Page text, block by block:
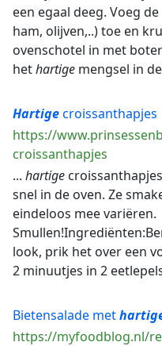
een egaal deeg. Voeg de
ham, olijven,..) toe en
ovenschotel in met
hethartige mengsel in
Hartigecroissanthapjes
https://
croissanthapjes
... hartige
snel in de oven. Ze
eindeloos mee variëren.
look, prik het over een
2 minuutjes in 2
Bietensalade met
https://myfoodblog.nl/